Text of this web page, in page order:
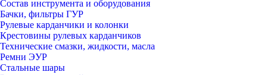
Состав инструмента и оборудования
Бачки, фильтры ГУР
Рулевые карданчики и колонки
Крестовины рулевых карданчиков
Технические смазки, жидкости, масла
Ремни ЭУР
Стальные шары